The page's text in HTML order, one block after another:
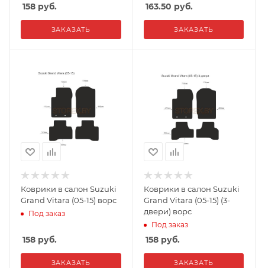
158 руб.
ЗАКАЗАТЬ
163.50 руб.
ЗАКАЗАТЬ
Коврики в салон Suzuki
Grand Vitara (05-15) ворс
Под заказ
158 руб.
ЗАКАЗАТЬ
Коврики в салон Suzuki
Grand Vitara (05-15) (3-
двери) ворс
Под заказ
158руб.
ЗАКАЗАТЬ